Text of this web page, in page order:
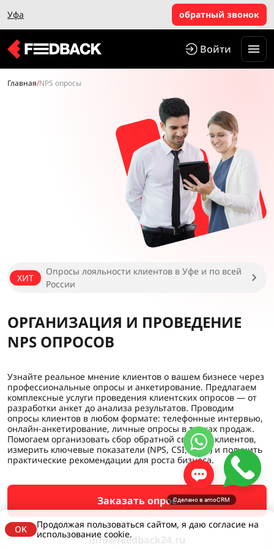
Уфа обратный звонок
Войти
Главная/NPS опросы
ХИТ
Опросы лояльности клиентов в Уфе и по всей
России
ОРГАНИЗАЦИЯ И ПРОВЕДЕНИЕ
NPS ОПРОСОВ
Узнайте реальное мнение клиентов о вашем бизнесе через
профессиональные опросы и анкетирование. Предлагаем
комплексные услуги проведения клиентских опросов — от
разработки анкет до анализа результатов. Проводим
опросы клиентов в любом формате: телефонные интервью,
онлайн-анкетирование, личные опросы в точках продаж.
Помогаем организовать сбор обратной связи от клиентов,
измерить ключевые показатели (NPS, CSI, CSAT) и получить
практические рекомендации для роста бизнеса.
Заказать опрос
info@feedback24.ru
OK
Продолжая пользоваться сайтом, я даю согласие на
использование cookie.
Сделано в amoCRM